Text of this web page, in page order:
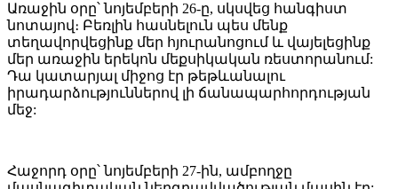
Առաջին օրը՝ նոյեմբերի 26-ը, սկսվեց հանգիստ
նոտայով։ Բեռլին հասնելուն պես մենք
տեղավորվեցինք մեր հյուրանոցում և վայելեցինք
մեր առաջին երեկոն մեքսիկական ռեստորանում:
Դա կատարյալ միջոց էր թեթևանալու
իրադարձություններով լի ճանապարհորդության
մեջ:
Հաջորդ օրը՝ նոյեմբերի 27-ին, ամբողջը